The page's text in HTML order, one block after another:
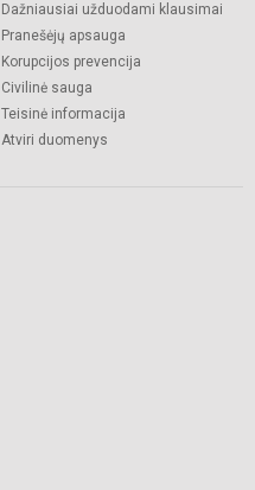
Dažniausiai užduodami klausimai
Pranešėjų apsauga
Korupcijos prevencija
Civilinė sauga
Teisinė informacija
Atviri duomenys